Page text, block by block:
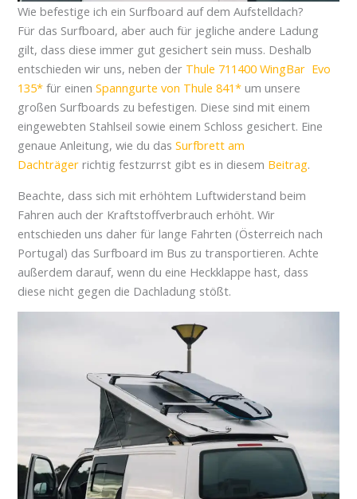
Wie befestige ich ein Surfboard auf dem Aufstelldach?
Für das Surfboard, aber auch für jegliche andere Ladung
gilt, dass diese immer gut gesichert sein muss. Deshalb
entschieden wir uns, neben der Thule 711400 WingBar Evo
135 für einen Spanngurte von Thule 841 um unsere
großen Surfboards zu befestigen. Diese sind mit einem
eingewebten Stahlseil sowie einem Schloss gesichert. Eine
genaue Anleitung, wie du dasSurfbrett am
Dachträger richtig festzurrst gibt es in diesem Beitrag.
Beachte, dass sich mit erhöhtem Luftwiderstand beim
Fahren auch der Kraftstoffverbrauch erhöht. Wir
entschieden uns daher für lange Fahrten (Österreich nach
Portugal) das Surfboard im Bus zu transportieren. Achte
außerdem darauf, wenn du eine Heckklappe hast, dass
diese nicht gegen die Dachladung stößt.